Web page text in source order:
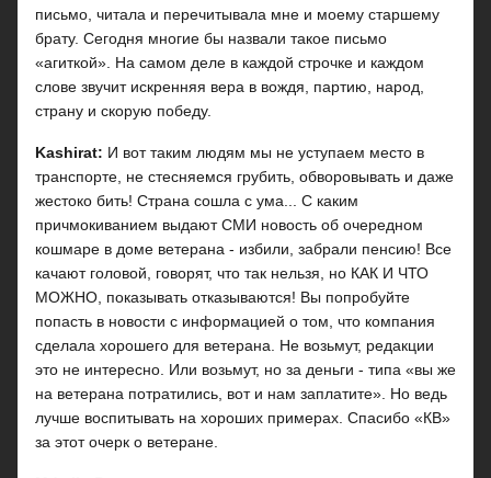
письмо, читала и перечитывала мне и моему старшему
брату. Сегодня многие бы назвали такое письмо
«агиткой». На самом деле в каждой строчке и каждом
слове звучит искренняя вера в вождя, партию, народ,
страну и скорую победу.
Kashirat: И вот таким людям мы не уступаем место в
транспорте, не стесняемся грубить, обворовывать и даже
жестоко бить! Страна сошла с ума... С каким
причмокиванием выдают СМИ новость об очередном
кошмаре в доме ветерана - избили, забрали пенсию! Все
качают головой, говорят, что так нельзя, но КАК И ЧТО
МОЖНО, показывать отказываются! Вы попробуйте
попасть в новости с информацией о том, что компания
сделала хорошего для ветерана. Не возьмут, редакции
это не интересно. Или возьмут, но за деньги - типа «вы же
на ветерана потратились, вот и нам заплатите». Но ведь
лучше воспитывать на хороших примерах. Спасибо «КВ»
за этот очерк о ветеране.